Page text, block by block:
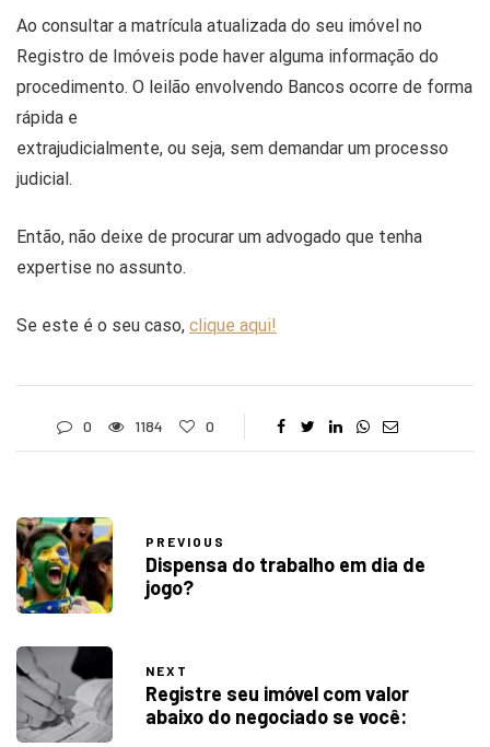
Ao consultar a matrícula atualizada do seu imóvel no
Registro de Imóveis pode haver alguma informação do
procedimento. O leilão envolvendo Bancos ocorre de forma
rápida e
extrajudicialmente, ou seja, sem demandar um processo
judicial.
Então, não deixe de procurar um advogado que tenha
expertise no assunto.
Se este é o seu caso, clique aqui!
0 1184 0
PREVIOUS
Dispensa do trabalho em dia de
jogo?
NEXT
Registre seu imóvel com valor
abaixo do negociado se você: